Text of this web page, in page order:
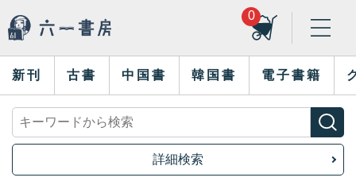
0
新刊 古書 中国書 韓国書 電子書籍
詳細検索